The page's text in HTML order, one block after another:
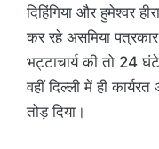
दिहिंगिया और हुमेश्वर
कर रहे असमिया
भट्टाचार्य की तो 24
वहीं दिल्ली में ही
तोड़ दिया।